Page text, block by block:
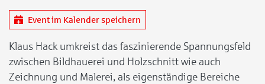
Event im Kalender speichern
Klaus Hack umkreist das faszinierende Spannungsfeld
zwischen Bildhauerei und Holzschnitt wie auch
Zeichnung und Malerei, als eigenständige Bereiche